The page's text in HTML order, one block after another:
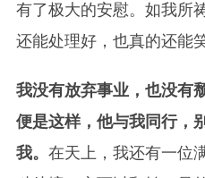
有了极大的安慰。如我所
还能处理好，也真的还能
我没有放弃事业，也没有
便是这样，他与我同行，
我。 在天上，我还有一位